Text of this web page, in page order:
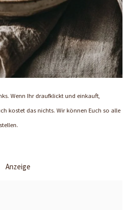
Wenn Ihr draufklickt und einkauft,
kostet das nichts. Wir können Euch so alle
Anzeige